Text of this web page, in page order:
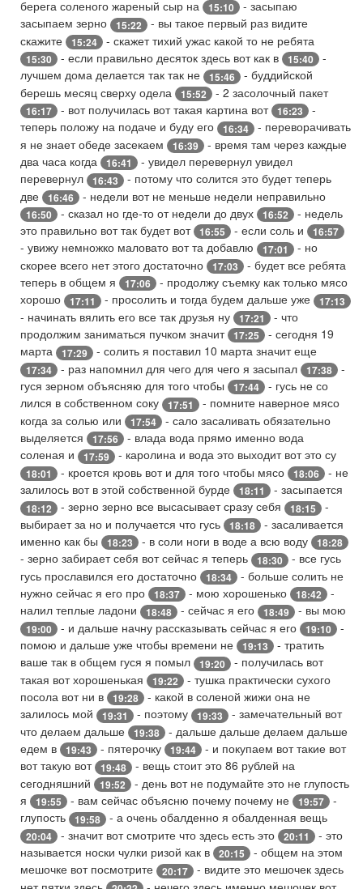
берега соленого жареный сыр на
15:10
- засыпаю
засыпаем зерно
15:22
- вы такое первый раз видите
скажите
15:24 - скажет тихий ужас какой то не ребята
15:30 - если правильно десяток здесь вот как в 15:40
-
лучшем дома делается так так не
15:46
- буддийской
берешь месяц сверху одела
15:52 - 2 засолочный пакет
16:17 - вот получилась вот такая картина вот 16:23
-
теперь положу на подаче и буду его
16:34
- переворачивать
я не знает обеде засекаем
16:39
- время там через каждые
два часа когда
16:41
- увидел перевернул увидел
перевернул
16:43
- потому что солится это будет теперь
две
16:46 - недели вот не меньше недели неправильно
16:50 - сказал но где-то от недели до двух 16:52
- недель
это правильно вот так будет вот 16:55 - если соль и 16:57
- увижу немножко маловато вот та добавлю 17:01
- но
скорее всего нет этого достаточно
17:03
- будет все ребята
теперь в общем я
17:06
- продолжу съемку как только мясо
хорошо
17:11 - просолить и тогда будем дальше уже 17:13
- начинать вялить его все так друзья ну 17:21
- что
продолжим заниматься пучком значит 17:25
- сегодня 19
марта
17:29 - солить я поставил 10 марта значит еще
17:34 - раз напомнил для чего для чего я засыпал 17:38
-
гуся зерном объясняю для того чтобы
17:44
- гусь не со
лился в собственном соку
17:51
- помните наверное мясо
когда за солью или
17:54
- сало засаливать обязательно
выделяется
17:56
- влада вода прямо именно вода
соленая и
17:59 - каролина и вода это выходит вот это су
18:01 - кроется кровь вот и для того чтобы мясо 18:06
- не
залилось вот в этой собственной бурде
18:11 - засыпается
18:12 - зерно зерно все высасывает сразу себя 18:15
-
выбирает за но и получается что гусь
18:18
- засаливается
именно как бы
18:23 - в соли ноги в воде а всю воду 18:28
- зерно забирает себя вот сейчас я теперь 18:30
- все гусь
гусь прославился его достаточно
18:34
- больше солить не
нужно сейчас я его про
18:37 - мою хорошенько 18:42
-
налил теплые ладони
18:48 - сейчас я его 18:49 - вы мою
19:00 - и дальше начну рассказывать сейчас я его 19:10
-
помою и дальше уже чтобы времени не
19:13
- тратить
ваше так в общем гуся я помыл
19:20
- получилась вот
такая вот хорошенькая
19:22
- тушка практически сухого
посола вот ни в
19:28
- какой в соленой жижи она не
залилось мой
19:31 - поэтому 19:33
- замечательный вот
что делаем дальше
19:38
- дальше дальше делаем дальше
едем в
19:43 - пятерочку 19:44
- и покупаем вот такие вот
вот такую вот 19:48
- вещь стоит это 86 рублей на
сегодняшний
19:52
- день вот не подумайте это не глупость
я
19:55 - вам сейчас объясню почему почему не 19:57
-
глупость
19:58 - а очень обалденно я обалденная вещь
20:04 - значит вот смотрите что здесь есть это 20:11
- это
называется носки чулки ризой как в
20:15
- общем на этом
мешочке вот посмотрите
20:17
- видите это мешочек здесь